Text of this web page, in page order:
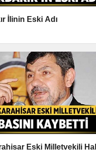
İlinin Eski Adı
Eski Milletvekili